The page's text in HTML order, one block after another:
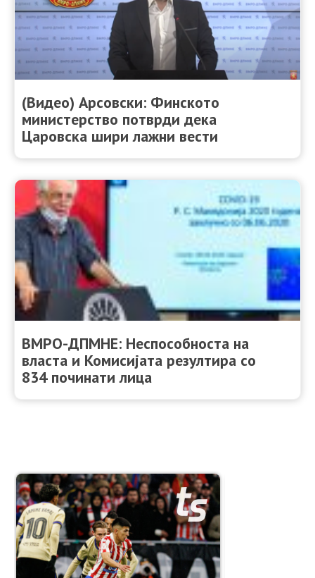
(Видео) Арсовски: Финското
министерство потврди дека
Царовска шири лажни вести
ВМРО-ДПМНЕ: Неспособноста на
власта и Комисијата резултира со
834 починати лица